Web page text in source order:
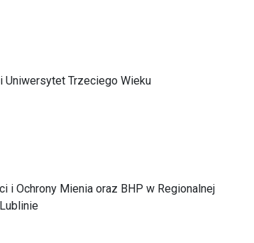
Trzeciego Wieku
i Ochrony Mienia oraz BHP w Regionalnej